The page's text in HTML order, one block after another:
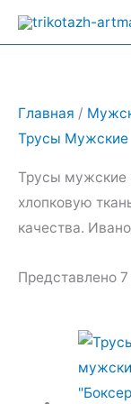
Перейти
Главная /
Трусы Мужские
Трусы мужские
хлопковую
качества.
Представлено 7